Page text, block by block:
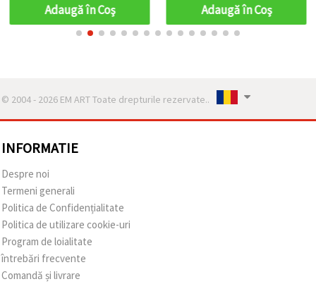
Adaugă în Coş Adaugă în Coş
© 2004 - 2026 EM ART Toate drepturile rezervate..
INFORMATIE
Despre noi
Termeni generali
Politica de Confidențialitate
Politica de utilizare cookie-uri
Program de loialitate
întrebări frecvente
Comandă și livrare